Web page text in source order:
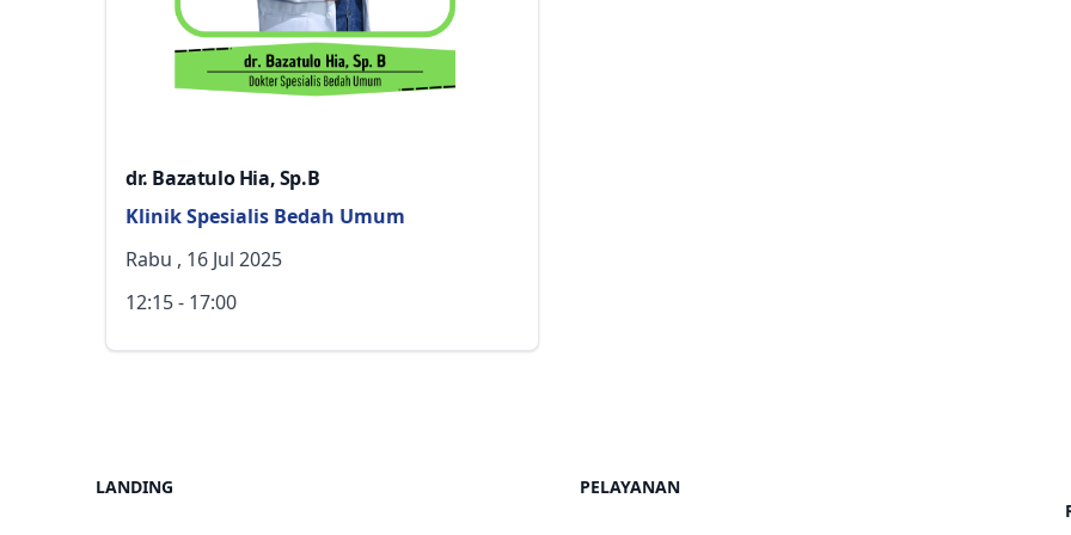
dr. Bazatulo Hia, Sp.B
Klinik Spesialis Bedah Umum
Rabu , 16 Jul 2025
12:15 - 17:00
LANDING PELAYANAN